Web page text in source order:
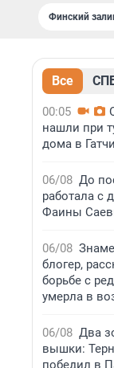
Финский
Все
00:05
нашли при
дома в
06/08 До
работала с
Фаины
06/08
блогер,
борьбе с
умерла в
06/08 Два
вышки:
победил в